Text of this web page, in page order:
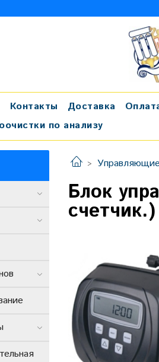
Контакты Доставка
по анализу
Блок
счетчик.)